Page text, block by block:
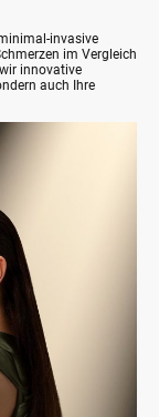
invasive
im Vergleich
innovative
auch Ihre